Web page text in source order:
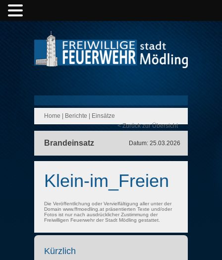
Home Berichte
Einsätze
< Zurück zur Übersicht
Brandeinsatz Datum: 25.03.2026
Klein-im_Freien
Die Veröffentlichung oder Vervielfältigung aller unter der
Domain www.ffmoedling.at präsentierten Texte und/oder
Fotos ist nur nach ausdrücklicher Zustimmung der
Freiwilligen Feuerwehr der Stadt Mödling gestattet.
Kürzlich